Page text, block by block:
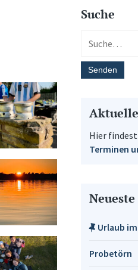
Suche
Hier findest
Terminen
Urlaub
Probetörn